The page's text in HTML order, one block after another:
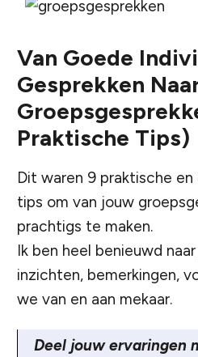
Van Goede
Gesprekken
Praktische Tips)
Dit waren 9 praktische
tips om van jouw
prachtigs te maken.
Ik ben heel benieuwd
inzichten, bemerkingen,
we van en aan mekaar.
Deel jouw ervaringen